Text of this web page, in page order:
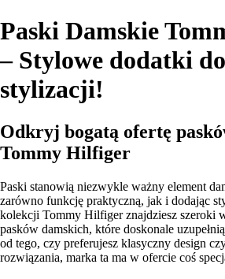
Paski Damskie
– Stylowe dodatki
stylizacji!
Odkryj bogatą ofertę
Tommy Hilfiger
Paski stanowią niezwykle ważny element
zarówno funkcję praktyczną, jak i dodając
kolekcji Tommy Hilfiger znajdziesz szeroki
pasków damskich, które doskonale
od tego, czy preferujesz klasyczny design
rozwiązania, marka ta ma w ofercie coś